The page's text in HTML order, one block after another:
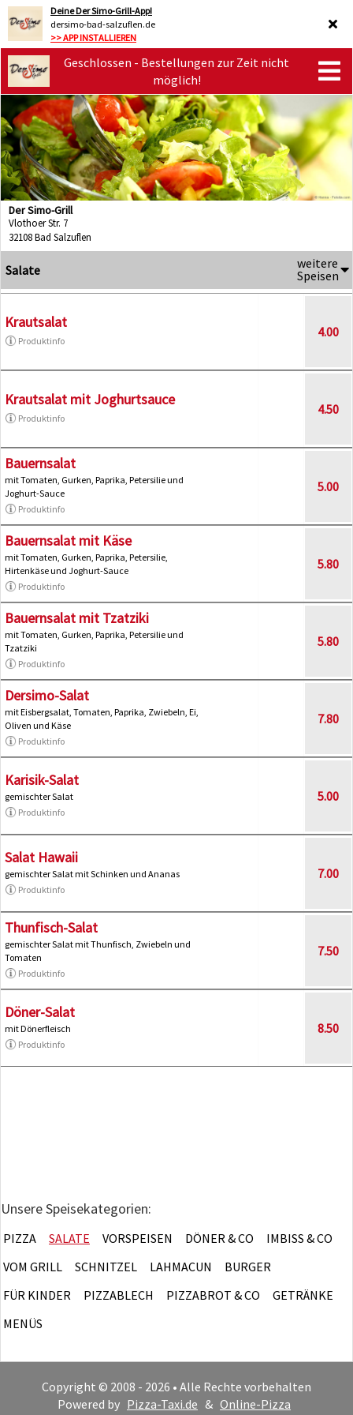
Deine Der Simo-Grill-App!
dersimo-bad-salzuflen.de
>> APP INSTALLIEREN
Geschlossen - Bestellungen zur Zeit nicht
möglich!
Der Simo-Grill
Vlothoer Str. 7
32108 Bad Salzuflen
Salate
weitere
Speisen
Krautsalat
Produktinfo
4.00
Krautsalat mit Joghurtsauce
Produktinfo
4.50
Bauernsalat
mit Tomaten, Gurken, Paprika, Petersilie und
Joghurt-Sauce
Produktinfo
5.00
Bauernsalat mit Käse
mit Tomaten, Gurken, Paprika, Petersilie,
Hirtenkäse und Joghurt-Sauce
Produktinfo
5.80
Bauernsalat mit Tzatziki
mit Tomaten, Gurken, Paprika, Petersilie und
Tzatziki
Produktinfo
5.80
Dersimo-Salat
mit Eisbergsalat, Tomaten, Paprika, Zwiebeln, Ei,
Oliven und Käse
Produktinfo
7.80
Karisik-Salat
gemischter Salat
Produktinfo
5.00
Salat Hawaii
gemischter Salat mit Schinken und Ananas
Produktinfo
7.00
Thunfisch-Salat
gemischter Salat mit Thunfisch, Zwiebeln und
Tomaten
Produktinfo
7.50
Döner-Salat
mit Dönerfleisch
Produktinfo
8.50
Unsere Speisekategorien:
PIZZA SALATE VORSPEISEN DÖNER & CO
IMBISS & CO
VOM GRILL
SCHNITZEL LAHMACUN
BURGER
FÜR KINDER
PIZZABLECH PIZZABROT & CO
GETRÄNKE
MENÜS
Copyright © 2008 - 2026 • Alle Rechte vorbehalten
Powered by Pizza-Taxi.de & Online-Pizza